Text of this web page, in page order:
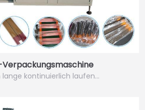
lange kontinuierlich laufen…